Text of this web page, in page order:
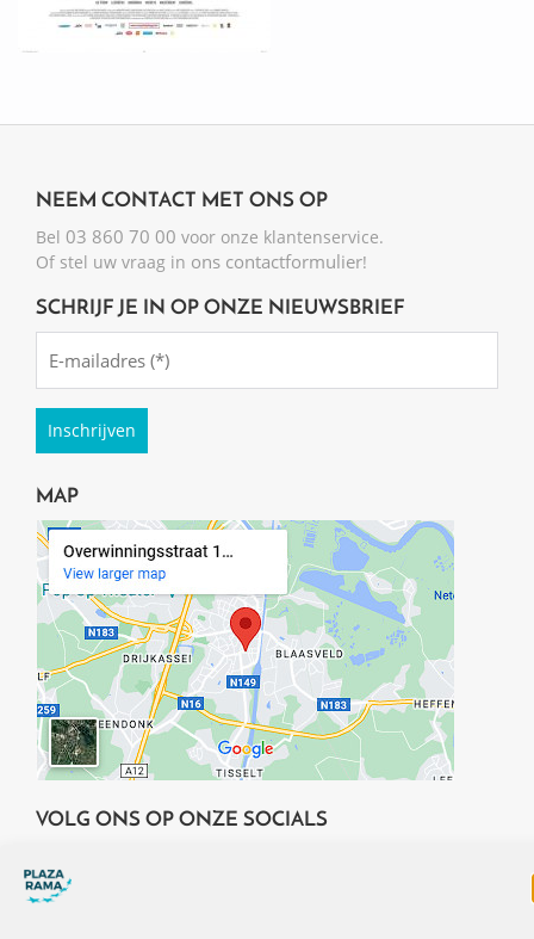
NEEM CONTACT MET ONS OP
Bel 03 860 70 00 voor onze klantenservice.
Of stel uw vraag in ons contactformulier!
SCHRIJF JE IN OP ONZE NIEUWSBRIEF
(Required)
MAP
VOLG ONS OP ONZE SOCIALS